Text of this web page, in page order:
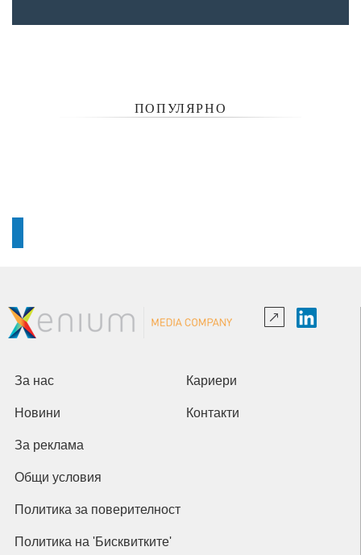
ПОПУЛЯРНО
За нас Кариери
Новини Контакти
За реклама
Общи условия
Политика за поверителност
Политика на 'Бисквитките'